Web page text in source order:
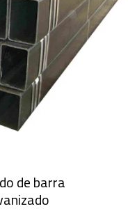
de barra